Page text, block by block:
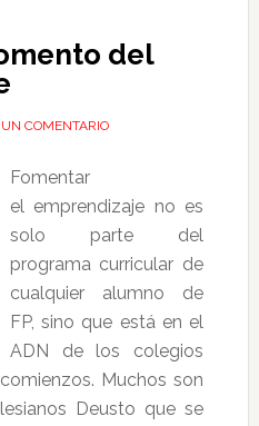
del
COMENTARIO
Fomentar
el emprendizaje no es
solo parte del
programa curricular de
cualquier alumno de
FP, sino que está en el
ADN de los colegios
Muchos son
Deusto que se